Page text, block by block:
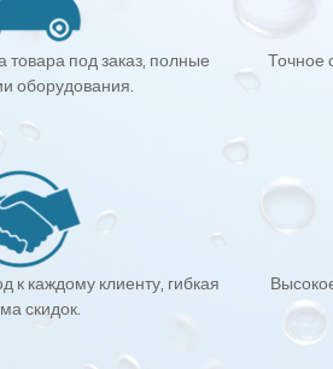
товара под заказ, полные
оборудования.
Точное
к каждому клиенту, гибкая
скидок.